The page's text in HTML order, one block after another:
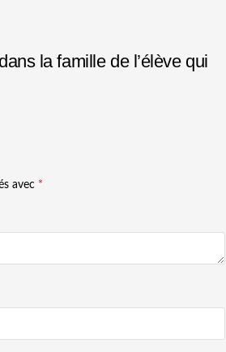
la famille de l’élève qui
avec *